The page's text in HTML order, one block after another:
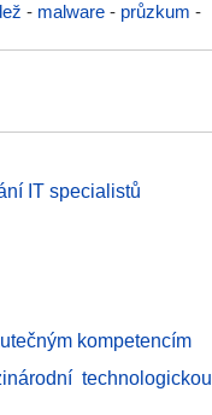
- malware - průzkum -
IT specialistů
kompetencím
technologickou